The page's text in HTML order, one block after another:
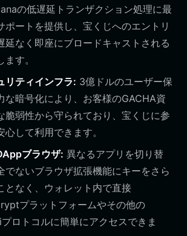
の低遅延トランザクション処理に最
ポートを提供し、宝くじへのエントリ
延なく即座にブロードキャストされる
す。
リティインフラ: 3億ドルのユーザー保
な暗号化により、お客様のGACHA資
脆弱性から守られており、宝くじに参
心して利用できます。
ブラウザ: 異なるアプリを切り替
でないブラウザ拡張機能にキーをさら
となく、ウォレット内で直接
プラットフォームやその他の
ロトコルに簡単にアクセスできま